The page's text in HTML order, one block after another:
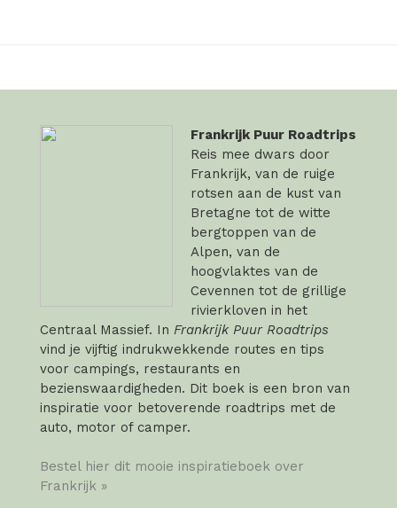
Frankrijk Puur Roadtrips
Reis mee dwars door
Frankrijk, van de ruige
rotsen aan de kust van
Bretagne tot de witte
bergtoppen van de
Alpen, van de
hoogvlaktes van de
Cevennen tot de grillige
rivierkloven in het
Centraal Massief. In Frankrijk Puur Roadtrips
vind je vijftig indrukwekkende routes en tips
voor campings, restaurants en
bezienswaardigheden. Dit boek is een bron van
inspiratie voor betoverende roadtrips met de
auto, motor of camper.
Bestel hier dit mooie inspiratieboek over
Frankrijk »